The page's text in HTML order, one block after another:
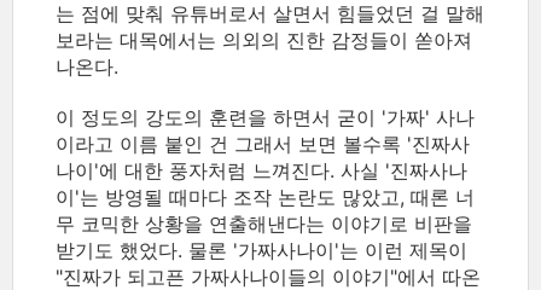
는 점에 맞춰 유튜버로서 살면서 힘들었던 걸 말해
보라는 대목에서는 의외의 진한 감정들이 쏟아져
나온다.
이 정도의 강도의 훈련을 하면서 굳이 '가짜' 사나
이라고 이름 붙인 건 그래서 보면 볼수록 '진짜사
나이'에 대한 풍자처럼 느껴진다. 사실 '진짜사나
이'는 방영될 때마다 조작 논란도 많았고, 때론 너
무 코믹한 상황을 연출해낸다는 이야기로 비판을
받기도 했었다. 물론 '가짜사나이'는 이런 제목이
"진짜가 되고픈 가짜사나이들의 이야기"에서 따온